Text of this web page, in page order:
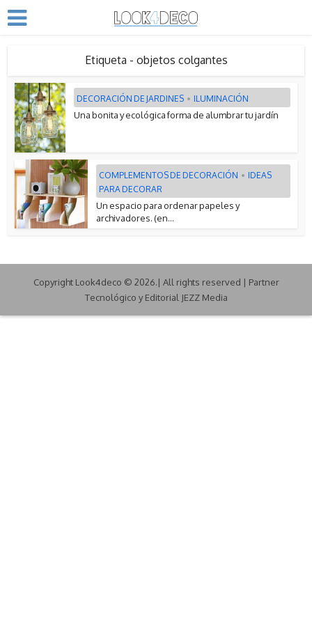
Etiqueta - objetos colgantes
DECORACIÓN DE JARDINES • ILUMINACIÓN
Una bonita y ecológica forma de alumbrar tu jardín
COMPLEMENTOS DE DECORACIÓN • IDEAS
PARA DECORAR
Un espacio para ordenar papeles y
archivadores. (en...
Copyright Look4deco © 2026.| All rights reserved | Partner
Tecnológico y Editorial JEZZ Media